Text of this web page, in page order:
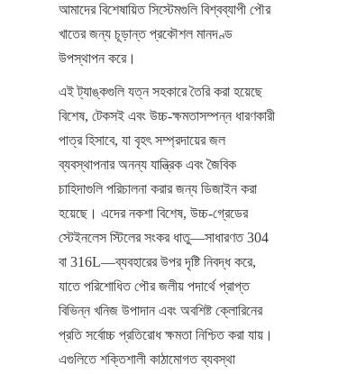
আমাদের বিশেষায়িত সিস্টেমগুলি বিশ্বব্যাপী পৌর
খাতের জন্য চূড়ান্ত প্রকৌশল মানদণ্ড
উপস্থাপন করে।
এই ট্যাঙ্কগুলি যত্ন সহকারে তৈরি করা হয়েছে
বিশেষ, টেকসই এবং উচ্চ-ক্ষমতাসম্পন্ন ধারণকারী
পাত্র হিসাবে, যা বৃহৎ সম্প্রদায়ের জল
ব্যবস্থাপনার অনন্য যান্ত্রিক এবং জৈবিক
চাহিদাগুলি পরিচালনা করার জন্য ডিজাইন করা
হয়েছে। এদের নকশা বিশেষ, উচ্চ-গ্রেডের
স্টেইনলেস স্টিলের সংকর ধাতু—সাধারণত 304
বা 316L—ব্যবহারের উপর দৃষ্টি নিবদ্ধ করে,
যাতে পরিশোধিত পৌর জলীয় পদার্থে প্রাপ্ত
বিভিন্ন খনিজ উপাদান এবং অবশিষ্ট ক্লোরিনের
প্রতি সর্বোচ্চ প্রতিরোধ ক্ষমতা নিশ্চিত করা যায়।
এগুলিতে শক্তিশালী কাঠামোগত ব্যবস্থা